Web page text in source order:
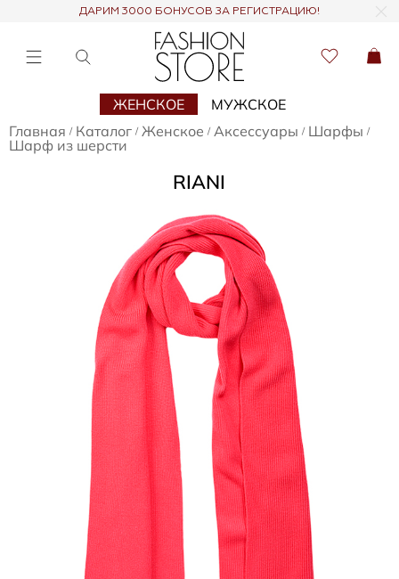
ДАРИМ 3000 БОНУСОВ ЗА РЕГИСТРАЦИЮ!
ЖЕНСКОЕ
МУЖСКОЕ
Главная / Каталог / Женское / Аксессуары / Шарфы /
Шарф из шерсти
RIANI